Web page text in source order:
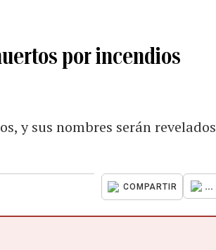
por incendios
y sus nombres serán revelados
COMPARTIR ...